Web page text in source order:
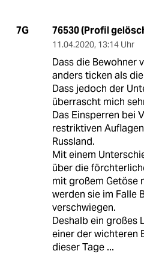
7G 76530 (Profil
11.04.2020, 13:14 Uhr
Dass die Bewohner
anders ticken als
Dass jedoch der
überrascht mich
Das Einsperren bei
restriktiven
Russland.
Mit einem
über die
mit großem Getöse
werden sie im Falle
verschwiegen.
Deshalb ein großes
einer der wichteren
dieser Tage ...